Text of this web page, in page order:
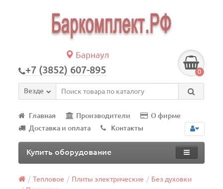
Барнаул
+7 (3852) 607-895 0
Везде
Главная Производители
О фирме
Доставка и оплата
Контакты
Купить оборудование
Тепловое Плиты электрические
Без духовки